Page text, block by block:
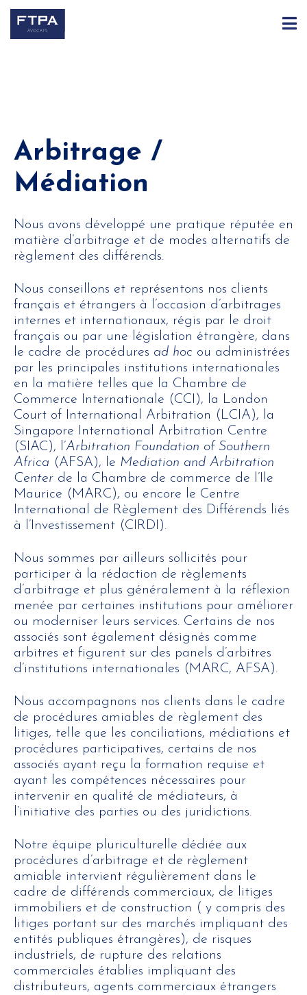
Arbitrage /
Médiation
Nous avons développé une pratique réputée en
matière d’arbitrage et de modes alternatifs de
règlement des différends.
Nous conseillons et représentons nos clients
français et étrangers à l’occasion d’arbitrages
internes et internationaux, régis par le droit
français ou par une législation étrangère, dans
le cadre de procédures ad hoc ou administrées
par les principales institutions internationales
en la matière telles que la Chambre de
Commerce Internationale (CCI), la London
Court of International Arbitration (LCIA), la
Singapore International Arbitration Centre
(SIAC), l’Arbitration Foundation of Southern
Africa (AFSA), le Mediation and Arbitration
Center de la Chambre de commerce de l’Ile
Maurice (MARC), ou encore le Centre
International de Règlement des Différends liés
à l’Investissement (CIRDI).
Nous sommes par ailleurs sollicités pour
participer à la rédaction de règlements
d’arbitrage et plus généralement à la réflexion
menée par certaines institutions pour améliorer
ou moderniser leurs services. Certains de nos
associés sont également désignés comme
arbitres et figurent sur des panels d’arbitres
d’institutions internationales (MARC, AFSA).
Nous accompagnons nos clients dans le cadre
de procédures amiables de règlement des
litiges, telle que les conciliations, médiations et
procédures participatives, certains de nos
associés ayant reçu la formation requise et
ayant les compétences nécessaires pour
intervenir en qualité de médiateurs, à
l’initiative des parties ou des juridictions.
Notre équipe pluriculturelle dédiée aux
procédures d’arbitrage et de règlement
amiable intervient régulièrement dans le
cadre de différends commerciaux, de litiges
immobiliers et de construction ( y compris des
litiges portant sur des marchés impliquant des
entités publiques étrangères), de risques
industriels, de rupture des relations
commerciales établies impliquant des
distributeurs, agents commerciaux étrangers